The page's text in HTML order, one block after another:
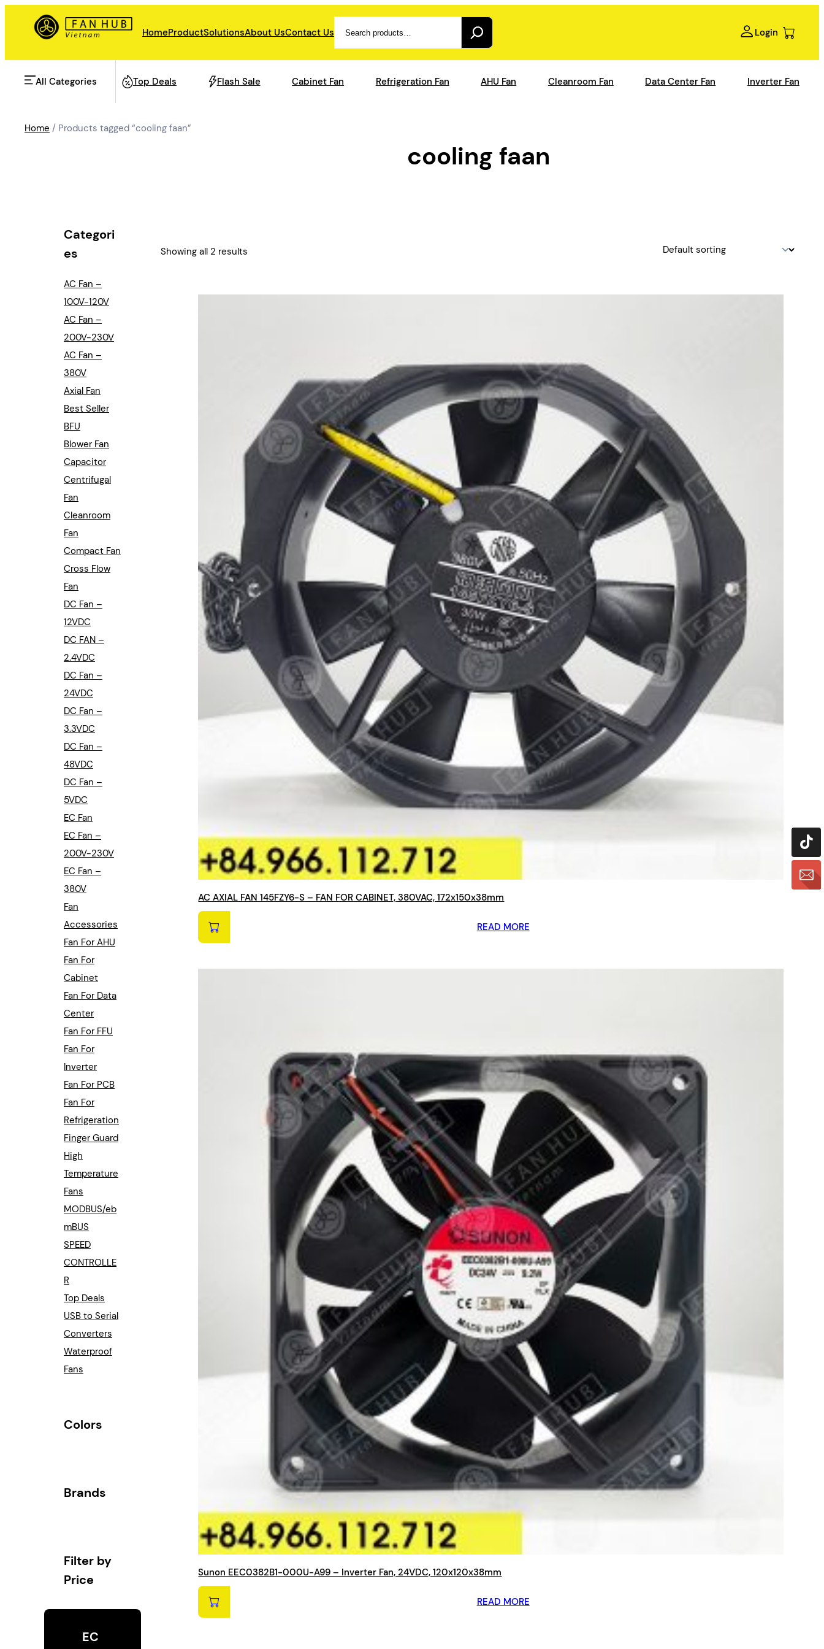
HomeProductSolutionsAbout UsContact Us Login
All Categories
AHU Fan
Refrigeration Fan
Industrial Automation
Cleanroom Fan
Air Purification
Cabinet Fan
Inverter Fan
Top Deals Flash Sale Cabinet Fan Refrigeration Fan AHU Fan Cleanroom Fan Data Center Fan Inverter Fan
Categori
es
AC Fan –
100V-120V
AC Fan –
200V-230V
AC Fan –
380V
Axial Fan
Best Seller
BFU
Blower Fan
Capacitor
Centrifugal
Fan
Cleanroom
Fan
Compact Fan
Cross Flow
Fan
DC Fan –
12VDC
DC FAN –
2.4VDC
DC Fan –
24VDC
DC Fan –
3.3VDC
DC Fan –
48VDC
DC Fan –
5VDC
EC Fan
EC Fan –
200V-230V
EC Fan –
380V
Fan
Accessories
Fan For AHU
Fan For
Cabinet
Fan For Data
Center
Fan For FFU
Fan For
Inverter
Fan For PCB
Fan For
Refrigeration
Finger Guard
High
Temperature
Fans
MODBUS/eb
mBUS
SPEED
CONTROLLE
R
Top Deals
USB to Serial
Converters
Waterproof
Fans
Colors
Brands
Filter by
Price
EC
Home / Products tagged “cooling faan”
cooling faan
Showing all 2 results
AC AXIAL FAN 145FZY6-S – FAN FOR CABINET, 380VAC, 172x150x38mm
READ MORE
Sunon EEC0382B1-000U-A99 – Inverter Fan, 24VDC, 120x120x38mm
READ MORE